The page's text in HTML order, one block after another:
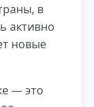
в
активно
новые
— это